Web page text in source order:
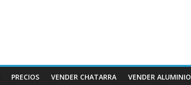
PRECIOS VENDER CHATARRA VENDER ALUMINIO